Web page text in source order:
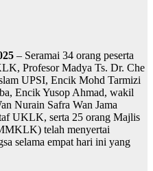
– Seramai 34 orang peserta
Profesor Madya Ts. Dr. Che
UPSI, Encik Mohd Tarmizi
Encik Yusop Ahmad, wakil
Nurain Safra Wan Jama
UKLK, serta 25 orang Majlis
telah menyertai
selama empat hari ini yang